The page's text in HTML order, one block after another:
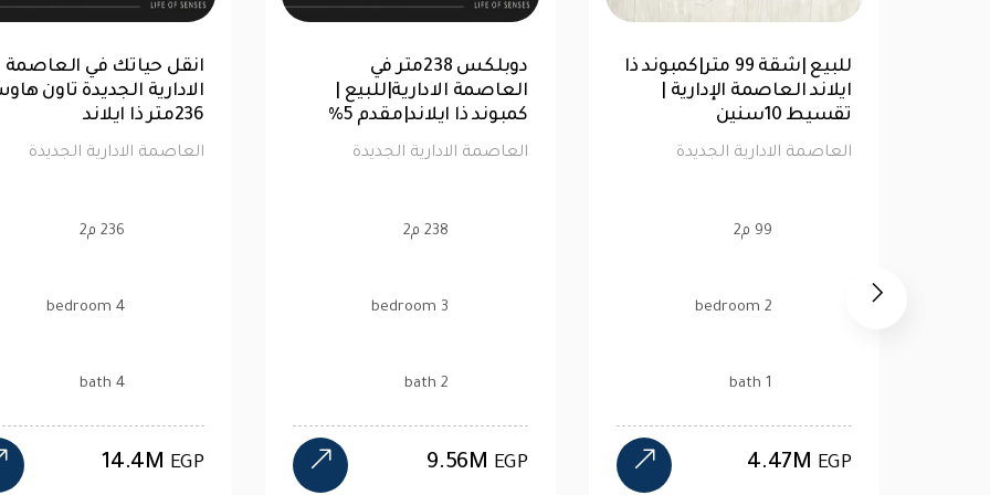
دوبلكس 238متر في
العاصمة الادارية|للبيع |
كمبوند ذا ايلاند|مقدم 5%
العاصمة الادارية الجديدة
9.56M
للبيع |شقة 99 متر|كمبوند ذا
ايلاند العاصمة الإدارية |
تقسيط 10سنين
العاصمة الادارية الجديدة
4.47M
دوبلكس 397متر 5 غرف نوم
بوتانيكا العاصمة الإدارية
الجديدة| للبيع
العاصمة الادارية الجديدة
12.39M